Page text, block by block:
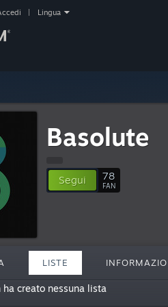
Lingua
Basolute
Segui 78
FAN
LISTE
creato nessuna lista